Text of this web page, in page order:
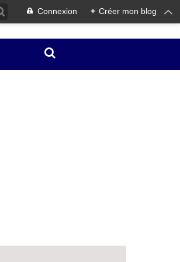
Connexion + Créer mon blog